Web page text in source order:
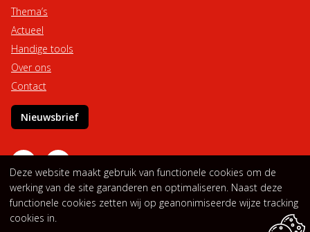
Deze website maakt gebruik van functionele cookies om de
werking van de site garanderen en optimaliseren. Naast deze
functionele cookies zetten wij op geanonimiseerde wijze tracking
cookies in.
Thema’s
Actueel
Handige tools
Over ons
Contact
Nieuwsbrief
Privacyverklaring Cookieverklaring